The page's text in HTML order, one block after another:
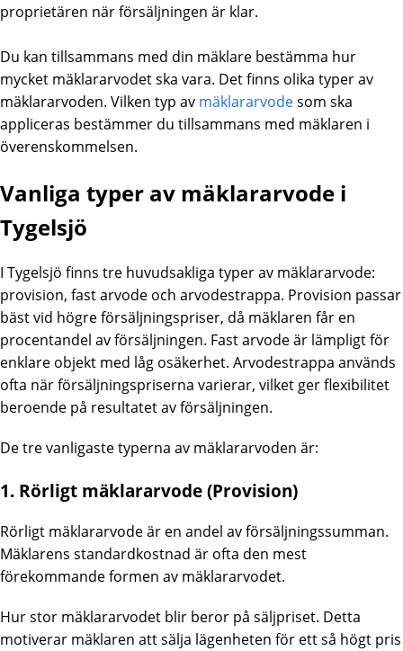
proprietären när försäljningen är klar.
Du kan tillsammans med din mäklare bestämma hur
mycket mäklararvodet ska vara. Det finns olika typer av
mäklararvoden. Vilken typ av mäklararvodesom ska
appliceras bestämmer du tillsammans med mäklaren i
överenskommelsen.
Vanliga typer av mäklararvode i
Tygelsjö
I Tygelsjö finns tre huvudsakliga typer av mäklararvode:
provision, fast arvode och arvodestrappa. Provision passar
bäst vid högre försäljningspriser, då mäklaren får en
procentandel av försäljningen. Fast arvode är lämpligt för
enklare objekt med låg osäkerhet. Arvodestrappa används
ofta när försäljningspriserna varierar, vilket ger flexibilitet
beroende på resultatet av försäljningen.
De tre vanligaste typerna av mäklararvoden är:
1. Rörligt mäklararvode (Provision)
Rörligt mäklararvode är en andel av försäljningssumman.
Mäklarens standardkostnad är ofta den mest
förekommande formen av mäklararvodet.
Hur stor mäklararvodet blir beror på säljpriset. Detta
motiverar mäklaren att sälja lägenheten för ett så högt pris